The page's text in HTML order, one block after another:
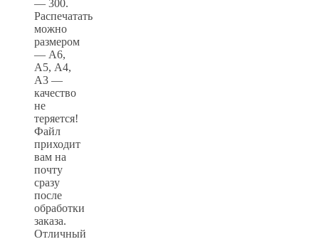
— 300.
Распечатать
можно
размером
— А6,
А5, А4,
А3 —
качество
не
теряется!
Файл
приходит
вам на
почту
сразу
после
обработки
заказа.
Отличный